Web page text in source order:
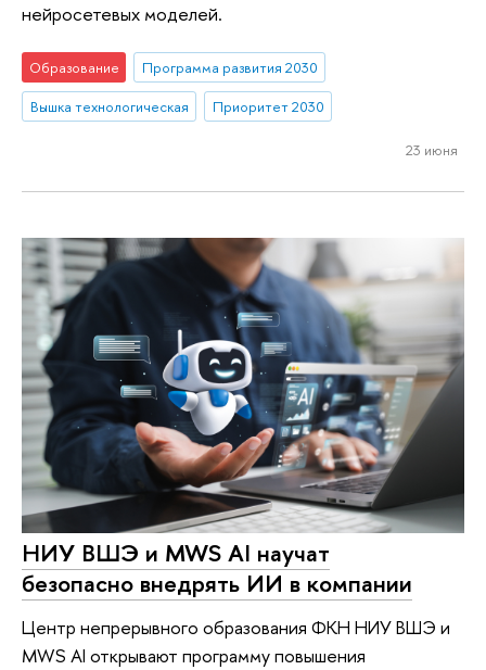
нейросетевых моделей.
Образование
Программа развития 2030
Вышка технологическая
Приоритет 2030
23 июня
НИУ ВШЭ и MWS AI научат
безопасно внедрять ИИ в компании
Центр непрерывного образования ФКН НИУ ВШЭ и
MWS AI открывают программу повышения